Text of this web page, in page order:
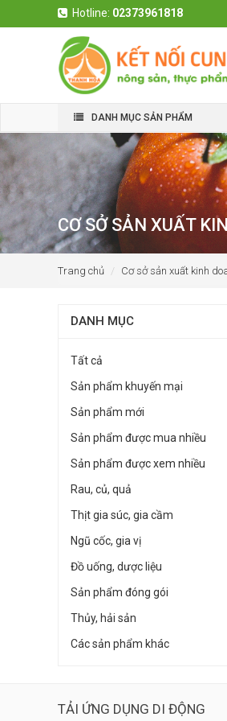
Hotline: 02373961818
DANH MỤC SẢN PHẨM
CƠ SỞ SẢN XUẤT
Trang chủ Cơ sở sản xuất kinh
DANH MỤC
Tất cả
Sản phẩm khuyến mại
Sản phẩm mới
Sản phẩm được mua nhiều
Sản phẩm được xem nhiều
Rau, củ, quả
Thịt gia súc, gia cầm
Ngũ cốc, gia vị
Đồ uống, dược liệu
Sản phẩm đóng gói
Thủy, hải sản
Các sản phẩm khác
TẢI ỨNG DỤNG DI ĐỘNG